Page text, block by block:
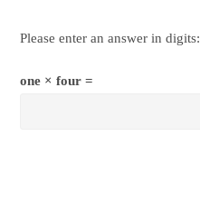
Please enter an answer in digits:
one × four =